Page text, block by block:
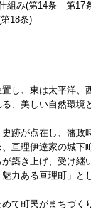
組み(第14条―第17
18条)
し、東は太平洋、
、美しい自然環境
跡が点在し、藩政
亘理伊達家の城下
築き上げ、受け継
力ある亘理町」と
て町民がまちづく